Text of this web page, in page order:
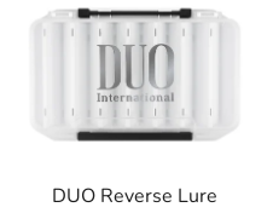
DUO Reverse Lure